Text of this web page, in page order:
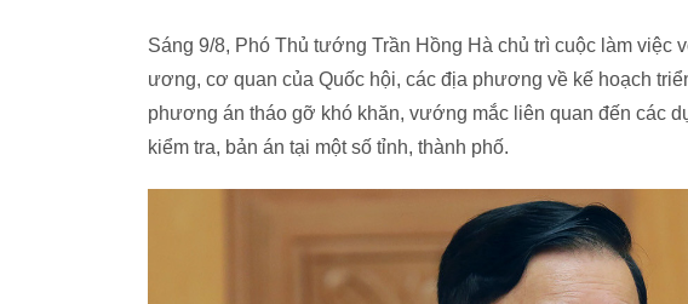
Sáng 9/8, Phó Thủ tướng Trần Hồng Hà chủ trì cuộc làm việc
ương, cơ quan của Quốc hội, các địa phương về kế hoạch
phương án tháo gỡ khó khăn, vướng mắc liên quan đến các
kiểm tra, bản án tại một số tỉnh, thành phố.